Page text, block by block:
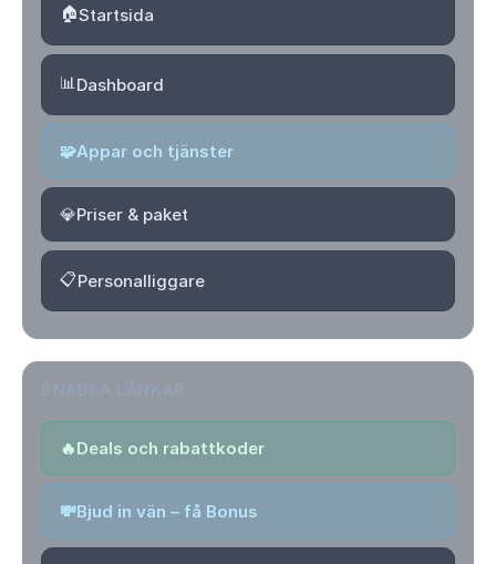
🏠Startsida
📊Dashboard
🧩Appar och tjänster
💎Priser & paket
📋Personalliggare
🔥Deals och rabattkoder
💸Bjud in vän – få Bonus